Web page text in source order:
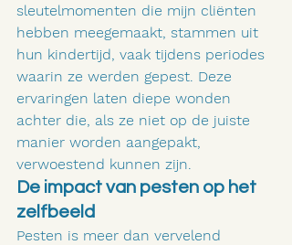
sleutelmomenten die mijn cliënten
hebben meegemaakt, stammen uit
hun kindertijd, vaak tijdens periodes
waarin ze werden gepest. Deze
ervaringen laten diepe wonden
achter die, als ze niet op de juiste
manier worden aangepakt,
verwoestend kunnen zijn.
De impact van pesten op het
zelfbeeld
Pesten is meer dan vervelend